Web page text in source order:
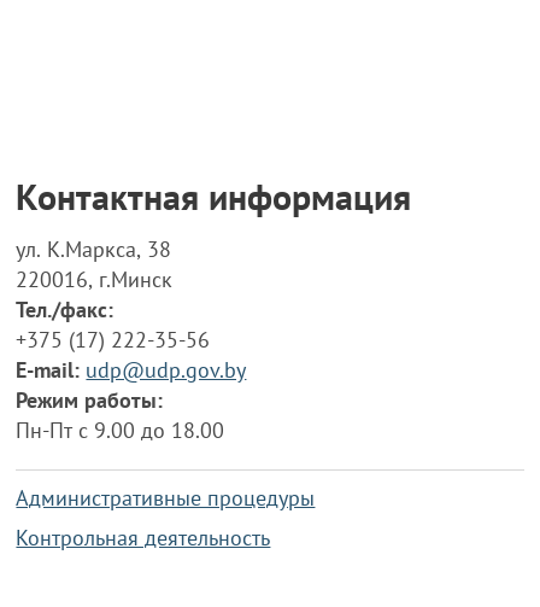
Контактная информация
ул. К.Маркса, 38
220016, г.Минск
Тел./факс:
+375 (17) 222-35-56
E-mail: udp@udp.gov.by
Режим работы:
Пн-Пт с 9.00 до 18.00
Административные процедуры
Контрольная деятельность